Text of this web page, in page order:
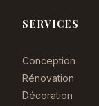
SERVICES
Conception
Rénovation
Décoration